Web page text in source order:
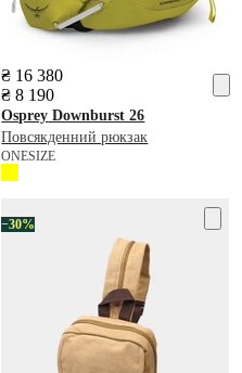
₴ 16 380
₴ 8 190
Osprey Downburst 26
Повсякденний рюкзак
ONESIZE
−30%